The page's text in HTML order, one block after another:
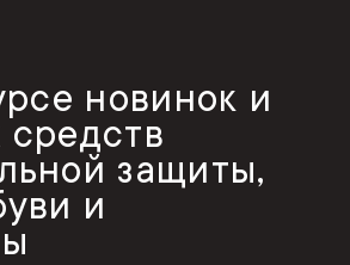
новинок и
защиты,
и